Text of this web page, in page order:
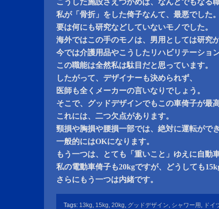
こうした施設さえつかめば、なんとでもなる
私が「骨折」をした倚子なんて、最悪でした
要は何にも研究などしていないモノでした。
海外ではこの手のモノは、男用としては研究
今では介護用品やこうしたリハビリテーショ
この職能は全然私は駄目だと思っています。
したがって、デザイナーも決められず、
医師も全くメーカーの言いなりでしょう。
そこで、グッドデザインでもこの車倚子が最
これには、二つ欠点があります。
頸損や胸損や腰損一部では、絶対に運転がで
一般的にはOKになります。
もう一つは、とても「重いこと」ゆえに自動
私の電動車倚子も20kgですが、どうしても
さらにもう一つは内緒です。
Tags: 13kg, 15kg, 20kg, グッドデザイン, シャワー用 , ドイ